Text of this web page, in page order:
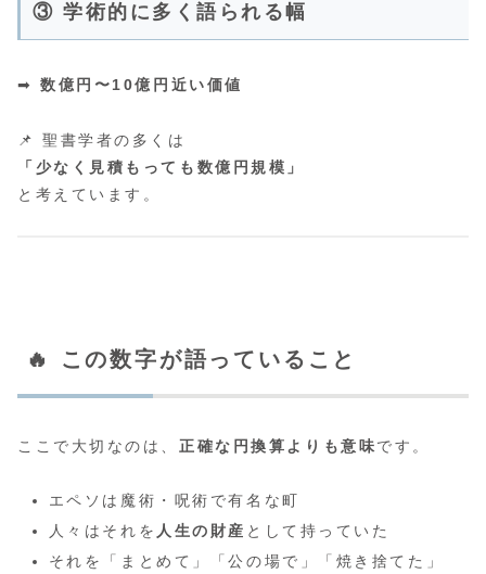
③ 学術的に多く語られる幅
➡数億円〜10億円近い価値
📌 聖書学者の多くは
「少なく見積もっても数億円規模」
と考えています。
🔥 この数字が語っていること
ここで大切なのは、正確な円換算よりも意味です。
エペソは魔術・呪術で有名な町
人々はそれを 人生の財産 として持っていた
それを「まとめて」「公の場で」「焼き捨てた」